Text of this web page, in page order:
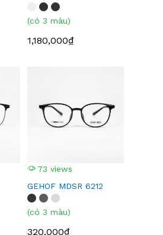
(có 3 màu)
1,180,000₫
73 views
GEHOF MDSR 6212
(có 3 màu)
320,000₫